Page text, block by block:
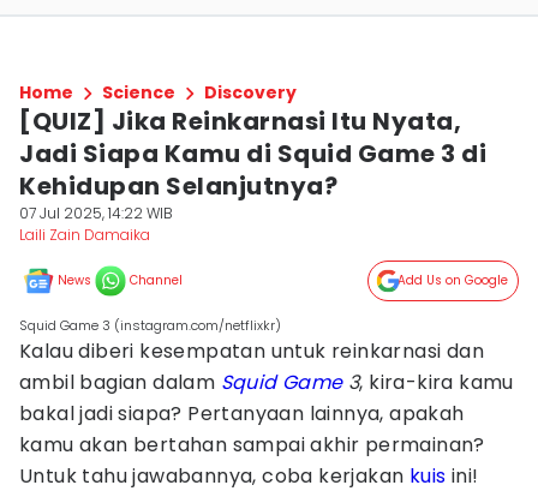
Home Science Discovery
[QUIZ] Jika Reinkarnasi Itu Nyata,
Jadi Siapa Kamu di Squid Game 3 di
Kehidupan Selanjutnya?
07 Jul 2025, 14:22 WIB
Laili Zain Damaika
News Channel Add Us on Google
Squid Game 3 (instagram.com/netflixkr)
Kalau diberi kesempatan untuk reinkarnasi dan
ambil bagian dalam Squid Game3, kira-kira kamu
bakal jadi siapa? Pertanyaan lainnya, apakah
kamu akan bertahan sampai akhir permainan?
Untuk tahu jawabannya, coba kerjakan kuis ini!